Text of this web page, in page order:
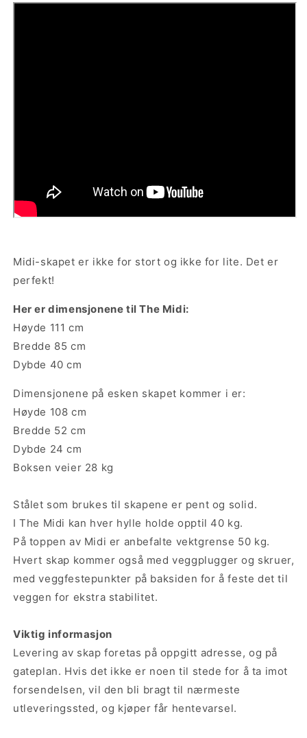
Midi-skapet er ikke for stort og ikke for lite. Det er
perfekt!
Her er dimensjonene til The Midi:
Høyde 111 cm
Bredde 85 cm
Dybde 40 cm
Dimensjonene på esken skapet kommer i er:
Høyde 108 cm
Bredde 52 cm
Dybde 24 cm
Boksen veier 28 kg
Stålet som brukes til skapene er pent og solid.
I The Midi kan hver hylle holde opptil 40 kg.
På toppen av Midi er anbefalte vektgrense 50 kg.
Hvert skap kommer også med veggplugger og skruer,
med veggfestepunkter på baksiden for å feste det til
veggen for ekstra stabilitet.
Viktig informasjon
Levering av skap foretas på oppgitt adresse, og på
gateplan. Hvis det ikke er noen til stede for å ta imot
forsendelsen, vil den bli bragt til nærmeste
utleveringssted, og kjøper får hentevarsel.